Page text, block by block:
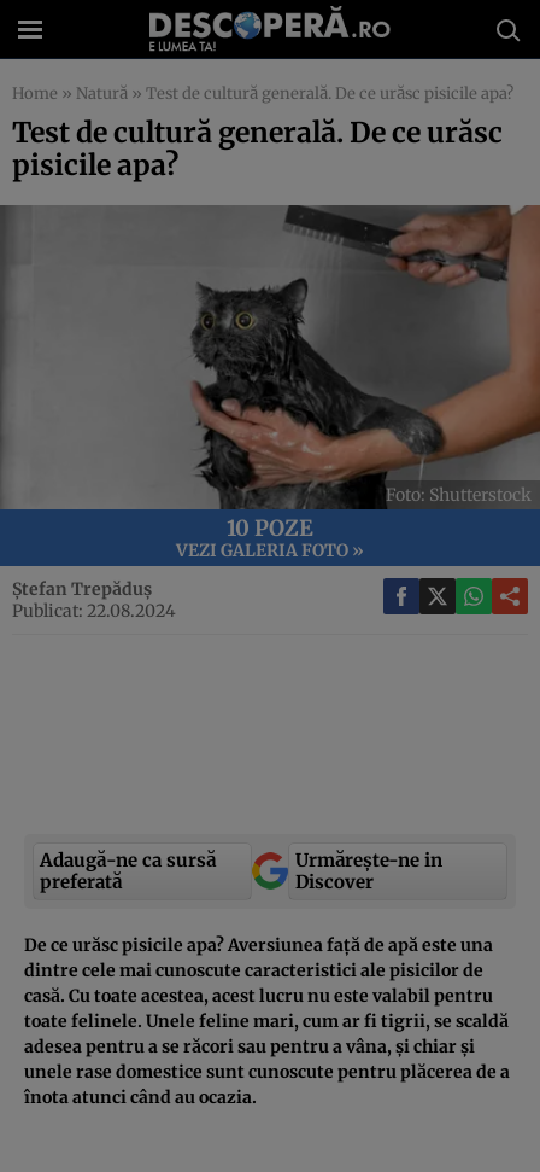
Home » Natură » Test de cultură generală. De ce urăsc pisicile apa?
Test de cultură generală. De ce urăsc
pisicile apa?
Foto: Shutterstock
10 POZE
VEZI GALERIA FOTO »
Ștefan Trepăduș
Publicat: 22.08.2024
Adaugă-ne ca sursă
preferată
Urmărește-ne in
Discover
De ce urăsc pisicile apa? Aversiunea față de apă este una
dintre cele mai cunoscute caracteristici ale pisicilor de
casă. Cu toate acestea, acest lucru nu este valabil pentru
toate felinele. Unele feline mari, cum ar fi tigrii, se scaldă
adesea pentru a se răcori sau pentru a vâna, și chiar și
unele rase domestice sunt cunoscute pentru plăcerea de a
înota atunci când au ocazia.